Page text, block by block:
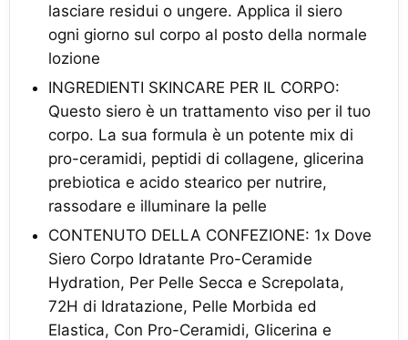
lasciare residui o ungere. Applica il siero
ogni giorno sul corpo al posto della normale
lozione
INGREDIENTI SKINCARE PER IL CORPO:
Questo siero è un trattamento viso per il tuo
corpo. La sua formula è un potente mix di
pro-ceramidi, peptidi di collagene, glicerina
prebiotica e acido stearico per nutrire,
rassodare e illuminare la pelle
CONTENUTO DELLA CONFEZIONE: 1x Dove
Siero Corpo Idratante Pro-Ceramide
Hydration, Per Pelle Secca e Screpolata,
72H di Idratazione, Pelle Morbida ed
Elastica, Con Pro-Ceramidi, Glicerina e